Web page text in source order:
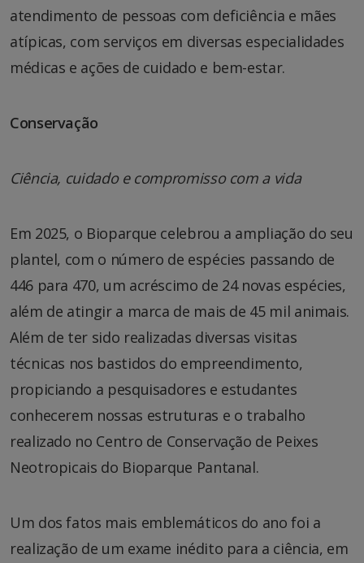
atendimento de pessoas com deficiência e mães
atípicas, com serviços em diversas especialidades
médicas e ações de cuidado e bem-estar.
Conservação
Ciência, cuidado e compromisso com a vida
Em 2025, o Bioparque celebrou a ampliação do seu
plantel, com o número de espécies passando de
446 para 470, um acréscimo de 24 novas espécies,
além de atingir a marca de mais de 45 mil animais.
Além de ter sido realizadas diversas visitas
técnicas nos bastidos do empreendimento,
propiciando a pesquisadores e estudantes
conhecerem nossas estruturas e o trabalho
realizado no Centro de Conservação de Peixes
Neotropicais do Bioparque Pantanal.
Um dos fatos mais emblemáticos do ano foi a
realização de um exame inédito para a ciência, em